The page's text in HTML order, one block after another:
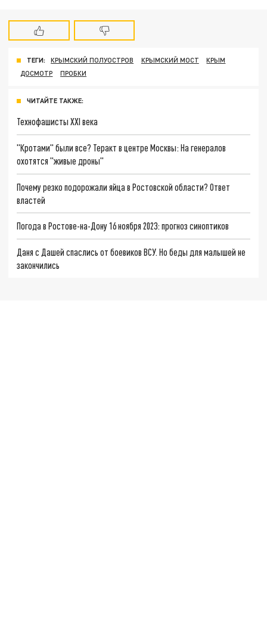
ТЕГИ: КРЫМСКИЙ ПОЛУОСТРОВ КРЫМСКИЙ МОСТ
КРЫМ
ДОСМОТР
ПРОБКИ
ЧИТАЙТЕ ТАКЖЕ:
Технофашисты XXI века
"Кротами" были все? Теракт в центре Москвы: На генералов
охотятся "живые дроны"
Почему резко подорожали яйца в Ростовской области? Ответ
властей
Погода в Ростове-на-Дону 16 ноября 2023: прогноз синоптиков
Даня с Дашей спаслись от боевиков ВСУ. Но беды для малышей не
закончились